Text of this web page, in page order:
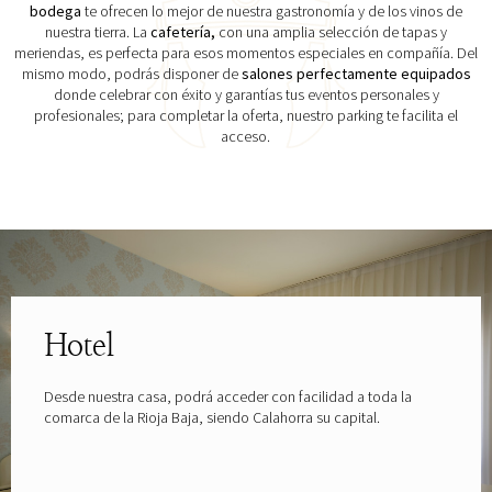
bodega te ofrecen lo mejor de nuestra gastronomía y de los vinos de
nuestra tierra. La cafetería, con una amplia selección de tapas y
meriendas, es perfecta para esos momentos especiales en compañía. Del
mismo modo, podrás disponer desalones perfectamente equipados
donde celebrar con éxito y garantías tus eventos personales y
profesionales; para completar la oferta, nuestro parking te facilita el
acceso.
Hotel
Desde nuestra casa, podrá acceder con facilidad a toda la
comarca de la Rioja Baja, siendo Calahorra su capital.